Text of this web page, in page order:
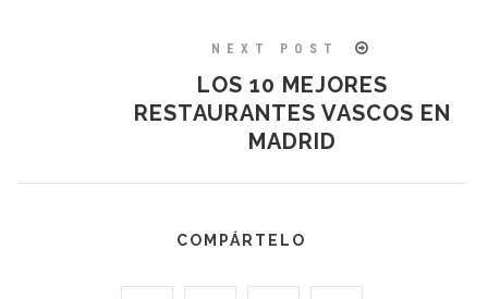
NEXT POST
LOS 10 MEJORES
RESTAURANTES VASCOS EN
MADRID
COMPÁRTELO